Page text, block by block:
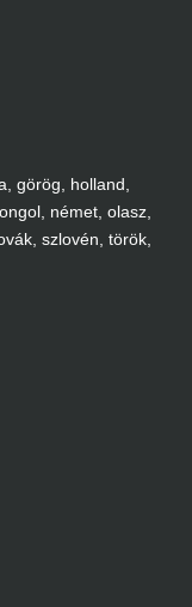
görög, holland,
német, olasz,
szlovén, török,